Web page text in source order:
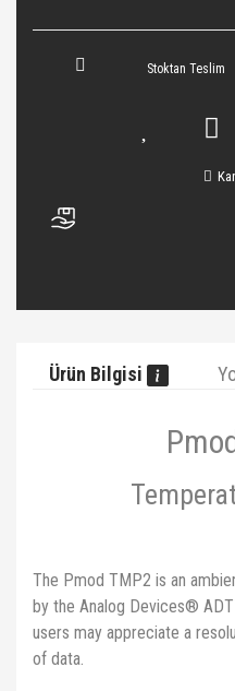
Stoktan Teslim
Ürün Bilgisi
The Pmod TMP2 is an
by the Analog Devices®
users may appreciate a
of data.